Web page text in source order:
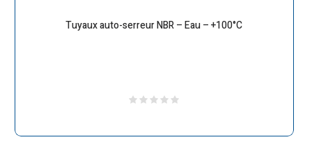
Tuyaux auto-serreur NBR – Eau – +100°C